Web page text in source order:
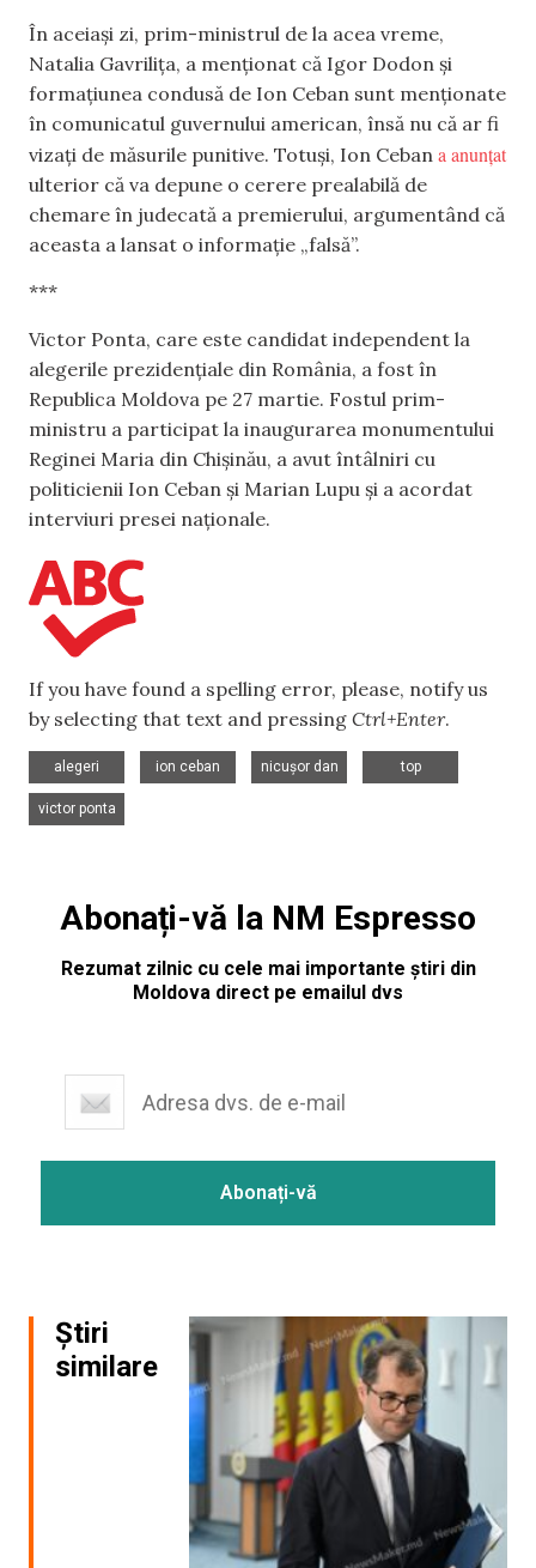
În aceiași zi, prim-ministrul de la acea vreme,
Natalia Gavrilița, a menționat că Igor Dodon și
formațiunea condusă de Ion Ceban sunt menționate
în comunicatul guvernului american, însă nu că ar fi
vizați de măsurile punitive. Totuși, Ion Ceban a anunțat
ulterior că va depune o cerere prealabilă de
chemare în judecată a premierului, argumentând că
aceasta a lansat o informație „falsă”.
***
Victor Ponta, care este candidat independent la
alegerile prezidențiale din România, a fost în
Republica Moldova pe 27 martie. Fostul prim-
ministru a participat la inaugurarea monumentului
Reginei Maria din Chișinău, a avut întâlniri cu
politicienii Ion Ceban și Marian Lupu și a acordat
interviuri presei naționale.
If you have found a spelling error, please, notify us
by selecting that text and pressing Ctrl+Enter.
alegeri
ion ceban
nicușor dan
top
victor ponta
Abonați-vă la NM Espresso
Rezumat zilnic cu cele mai importante știri din
Moldova direct pe emailul dvs
Știri
similare